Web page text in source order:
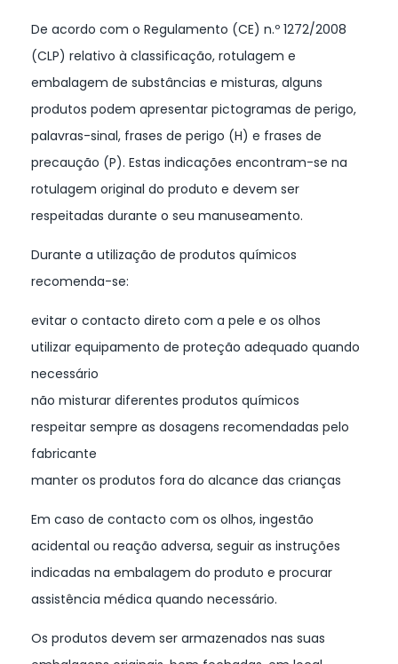
De acordo com o Regulamento (CE) n.º 1272/2008
(CLP) relativo à classificação, rotulagem e
embalagem de substâncias e misturas, alguns
produtos podem apresentar pictogramas de perigo,
palavras-sinal, frases de perigo (H) e frases de
precaução (P). Estas indicações encontram-se na
rotulagem original do produto e devem ser
respeitadas durante o seu manuseamento.
Durante a utilização de produtos químicos
recomenda-se:
evitar o contacto direto com a pele e os olhos
utilizar equipamento de proteção adequado quando
necessário
não misturar diferentes produtos químicos
respeitar sempre as dosagens recomendadas pelo
fabricante
manter os produtos fora do alcance das crianças
Em caso de contacto com os olhos, ingestão
acidental ou reação adversa, seguir as instruções
indicadas na embalagem do produto e procurar
assistência médica quando necessário.
Os produtos devem ser armazenados nas suas